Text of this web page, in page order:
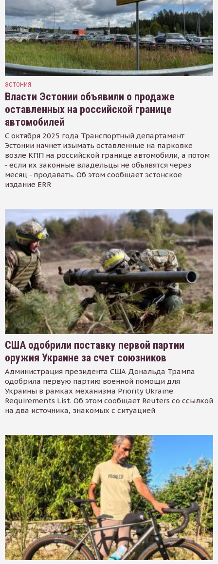
ЭСТОНИЯ
Власти Эстонии объявили о продаже
оставленных на российской границе
автомобилей
С октября 2025 года Транспортный департамент
Эстонии начнет изымать оставленные на парковке
возле КПП на российской границе автомобили, а потом
- если их законные владельцы не объявятся через
месяц - продавать. Об этом сообщает эстонское
издание ERR
США одобрили поставку первой партии
оружия Украине за счет союзников
Администрация президента США Дональда Трампа
одобрила первую партию военной помощи для
Украины в рамках механизма Priority Ukraine
Requirements List. Об этом сообщает Reuters со ссылкой
на два источника, знакомых с ситуацией